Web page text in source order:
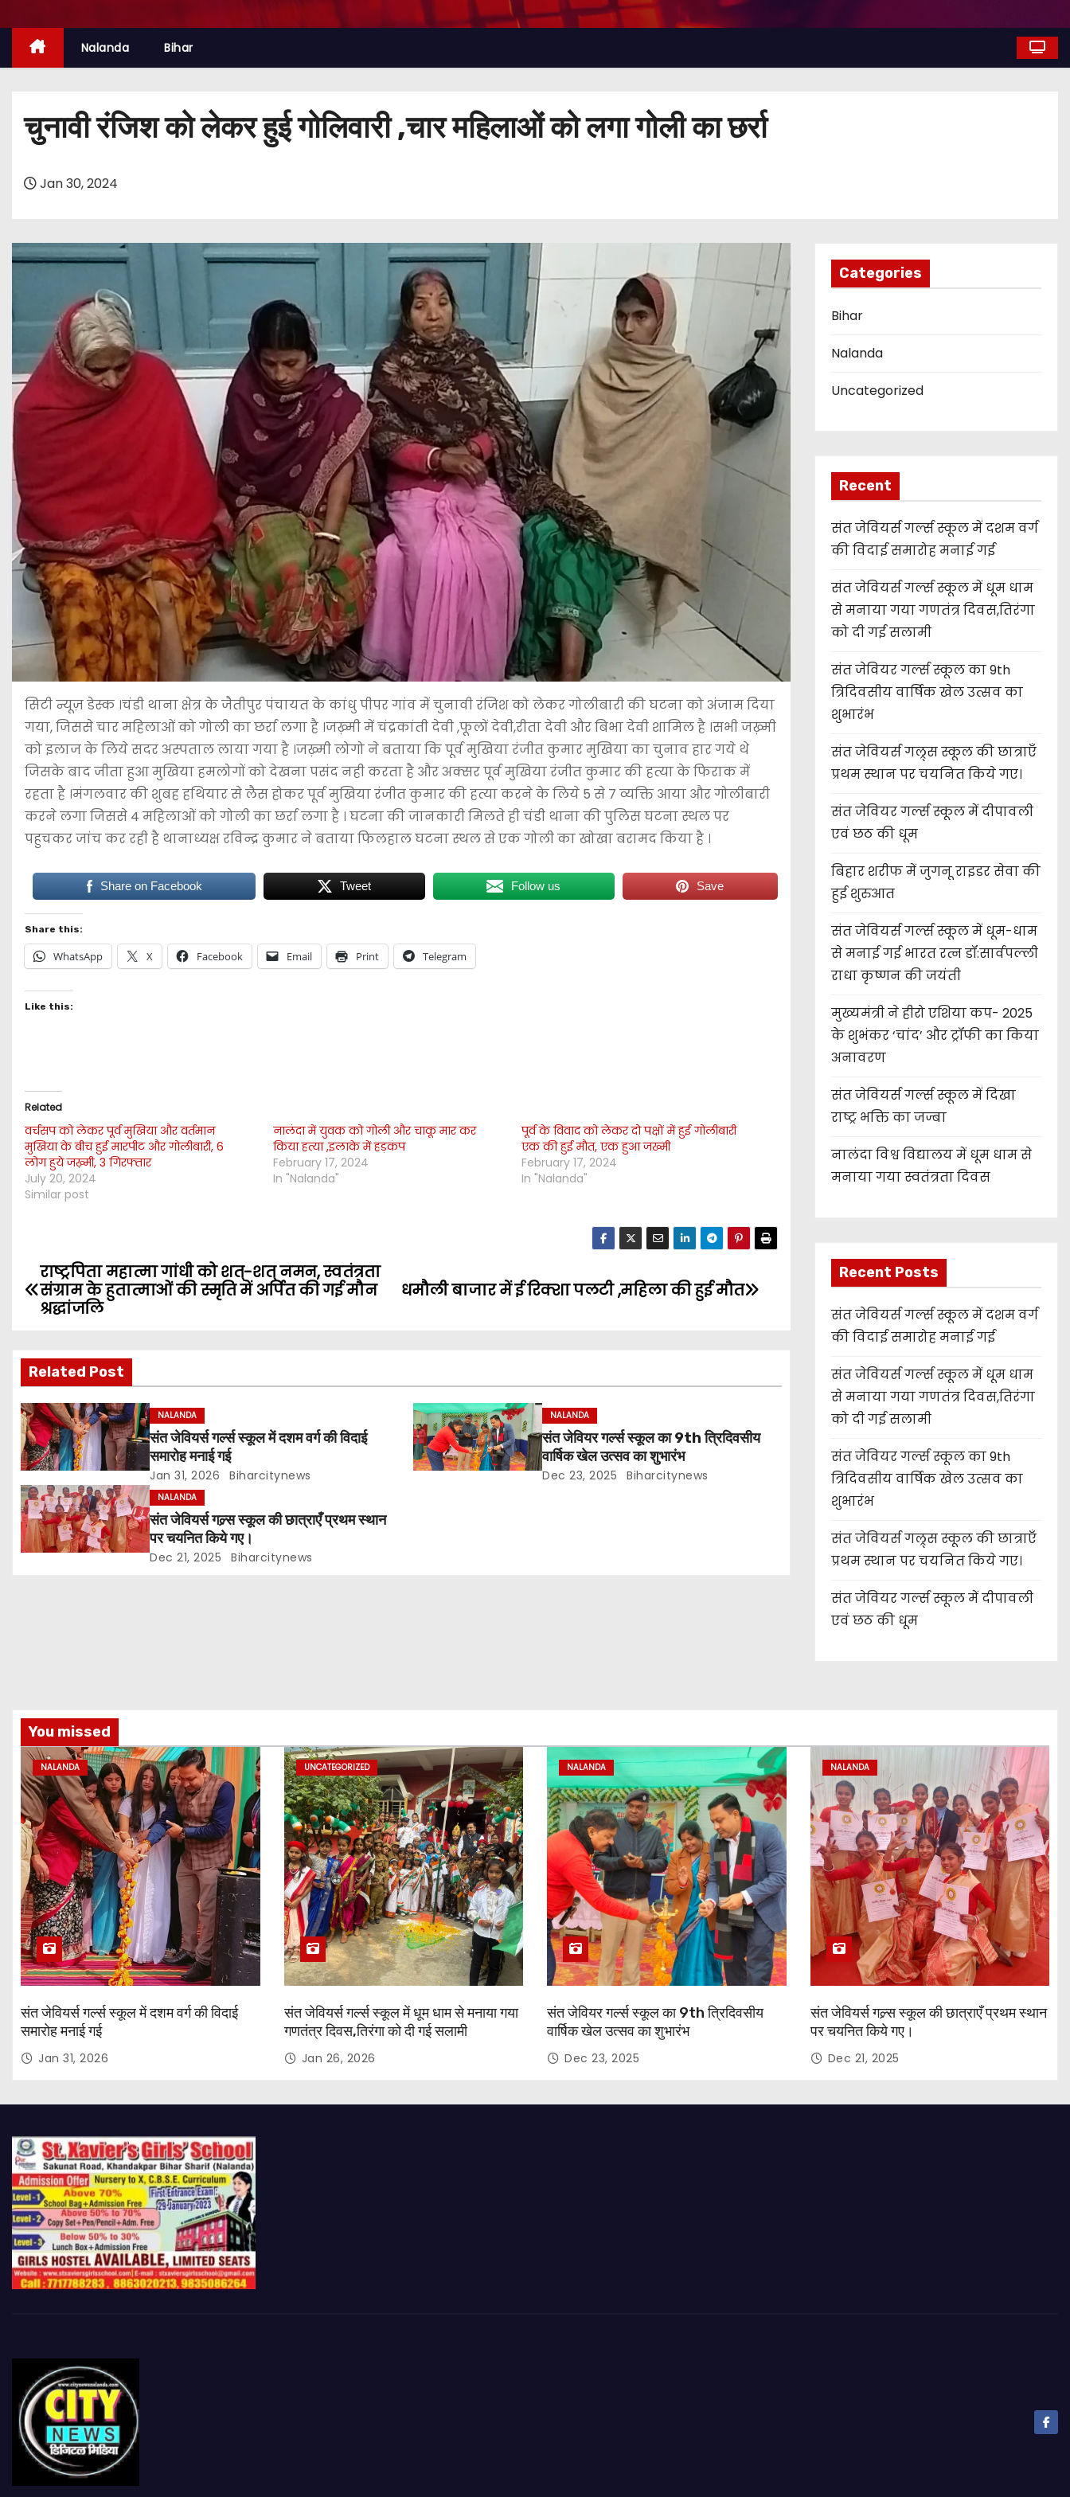
Nalanda Bihar
चुनावी रंजिश को लेकर हुई गोलिवारी ,चार महिलाओं को लगा गोली का छर्रा
Jan 30, 2024
सिटी न्यूज़ डेस्क ।चंडी थाना क्षेत्र के जैतीपुर पंचायत के कांधु पीपर गांव में चुनावी रंजिश को लेकर गोलीबारी की घटना को अंजाम दिया
गया, जिससे चार महिलाओं को गोली का छर्रा लगा है ।जख़्मी में चंद्रकांती देवी ,फूलों देवी,रीता देवी और बिभा देवी शामिल है ।सभी जख़्मी
को इलाज के लिये सदर अस्पताल लाया गया है ।जख़्मी लोगो ने बताया कि पूर्व मुखिया रंजीत कुमार मुखिया का चुनाव हार गये थे
जिसके बाद जीता हुआ मुखिया हमलोगों को देखना पसंद नही करता है और अक्सर पूर्व मुखिया रंजीत कुमार की हत्या के फिराक में
रहता है ।मंगलवार की शुबह हथियार से लैस होकर पूर्व मुखिया रंजीत कुमार की हत्या करने के लिये 5 से 7 व्यक्ति आया और गोलीबारी
करने लगा जिससे 4 महिलाओं को गोली का छर्रा लगा है । घटना की जानकारी मिलते ही चंडी थाना की पुलिस घटना स्थल पर
पहुचकर जांच कर रही है थानाध्यक्ष रविन्द्र कुमार ने बताया फिलहाल घटना स्थल से एक गोली का खोखा बरामद किया है ।
Share on Facebook Tweet Follow us Save
Share this:
WhatsApp X Facebook Email Print Telegram
Like this:
Related
वर्चसप को लेकर पूर्व मुखिया और वर्तमान
मुखिया के बीच हुई मारपीट और गोलीबारी, 6
लोग हुये जख़्मी, 3 गिरफ्तार
July 20, 2024
Similar post
नालंदा में युवक को गोली और चाकू मार कर
किया हत्या ,इलाके में हड़कंप
February 17, 2024
In "Nalanda"
पूर्व के विवाद को लेकर दो पक्षों में हुई गोलीबारी
एक की हुई मौत, एक हुआ जख्मी
February 17, 2024
In "Nalanda"
P
t
n
a
v
i
g
n
धमौली बाजार में ई रिक्शा पलटी ,महिला की हुई मौत
राष्ट्रपिता महात्मा गांधी को शत्-शत् नमन, स्वतंत्रता
संग्राम के हुतात्माओं की स्मृति में अर्पित की गई मौन
श्रद्धांजलि
Related Post
NALANDA
संत जेवियर्स गर्ल्स स्कूल में दशम वर्ग की विदाई
समारोह मनाई गई
Jan 31, 2026 Biharcitynews
NALANDA
संत जेवियर गर्ल्स स्कूल का 9th त्रिदिवसीय
वार्षिक खेल उत्सव का शुभारंभ
Dec 23, 2025 Biharcitynews
NALANDA
संत जेवियर्स गल्र्स स्कूल की छात्र‌ाएँ प्रथम स्थान
पर चयनित किये गए।
Dec 21, 2025 Biharcitynews
Categories
Bihar
Nalanda
Uncategorized
Recent
संत जेवियर्स गर्ल्स स्कूल में दशम वर्ग
की विदाई समारोह मनाई गई
संत जेवियर्स गर्ल्स स्कूल में धूम धाम
से मनाया गया गणतंत्र दिवस,तिरंगा
को दी गई सलामी
संत जेवियर गर्ल्स स्कूल का 9th
त्रिदिवसीय वार्षिक खेल उत्सव का
शुभारंभ
संत जेवियर्स गल्र्स स्कूल की छात्र‌ाएँ
प्रथम स्थान पर चयनित किये गए।
संत जेवियर गर्ल्स स्कूल में दीपावली
एवं छठ की धूम
बिहार शरीफ में जुगनू राइडर सेवा की
हुई शुरुआत
संत जेवियर्स गर्ल्स स्कूल में धूम-धाम
से मनाई गई भारत रत्न डॉ:सार्वपल्ली
राधा कृष्णन की जयंती
मुख्यमंत्री ने हीरो एशिया कप- 2025
के शुभंकर ‘चांद’ और ट्रॉफी का किया
अनावरण
संत जेवियर्स गर्ल्स स्कूल में दिखा
राष्ट्र भक्ति का जज्बा
नालंदा विश्व विद्यालय में धूम धाम से
मनाया गया स्वतंत्रता दिवस
Recent Posts
संत जेवियर्स गर्ल्स स्कूल में दशम वर्ग
की विदाई समारोह मनाई गई
संत जेवियर्स गर्ल्स स्कूल में धूम धाम
से मनाया गया गणतंत्र दिवस,तिरंगा
को दी गई सलामी
संत जेवियर गर्ल्स स्कूल का 9th
त्रिदिवसीय वार्षिक खेल उत्सव का
शुभारंभ
संत जेवियर्स गल्र्स स्कूल की छात्र‌ाएँ
प्रथम स्थान पर चयनित किये गए।
संत जेवियर गर्ल्स स्कूल में दीपावली
एवं छठ की धूम
You missed
NALANDA
संत जेवियर्स गर्ल्स स्कूल में दशम वर्ग की विदाई
समारोह मनाई गई
Jan 31, 2026
UNCATEGORIZED
संत जेवियर्स गर्ल्स स्कूल में धूम धाम से मनाया गया
गणतंत्र दिवस,तिरंगा को दी गई सलामी
Jan 26, 2026
NALANDA
संत जेवियर गर्ल्स स्कूल का 9th त्रिदिवसीय
वार्षिक खेल उत्सव का शुभारंभ
Dec 23, 2025
NALANDA
संत जेवियर्स गल्र्स स्कूल की छात्र‌ाएँ प्रथम स्थान
पर चयनित किये गए।
Dec 21, 2025